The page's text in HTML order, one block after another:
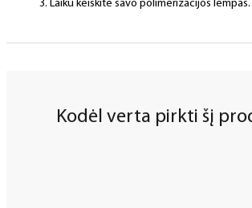
Laiku keiskite savo polimerizacijos lempas.
Kodėl verta pirkti šį